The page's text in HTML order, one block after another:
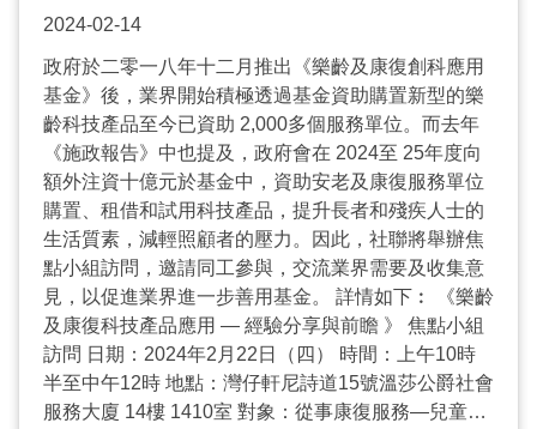
涵蓋樂齡科技供應商、需求方、基礎設施、投資和人
項顧問服務，就加快連結樂齡科技於社會服務提供適
切建議。 能力提升：舉辦超過120項培訓交流活動，
為6,000多名參加者提升應用樂齡科技的能力，助業界
人才發展，於各服務單位中持續創效。 推出全港首份
「香港樂齡科技生活體驗區發展策略藍圖」：為了讓
供應方在產品開發過程中可及時獲取真實用家意見，
平台對香港設立生活體驗區的環境作出研究，與不同
持份者進行多場交流以收集意見，推動樂齡科技於社
區的測試，並完成本港首份《香港樂齡科技生活體驗
區發展策略藍圖》，提出香港樂齡科技生態系統需要
具備質量測試和驗證的能力，以實行樂齡科技產品測
試，長遠讓產品設計更能滿足社區用家的需求。 與業
界共同創建全港首套「樂齡科技器材應用評估框
2024-02-14
政府於二零一八年十二月推出《樂齡及康復創科應用
基金》後，業界開始積極透過基金資助購置新型的樂
齡科技產品至今已資助 2,000多個服務單位。而去年
《施政報告》中也提及，政府會在 2024至 25年度向
額外注資十億元於基金中，資助安老及康復服務單位
購置、租借和試用科技產品，提升長者和殘疾人士的
生活質素，減輕照顧者的壓力。因此，社聯將舉辦焦
點小組訪問，邀請同工參與，交流業界需要及收集意
見，以促進業界進一步善用基金。 詳情如下︰ 《樂齡
及康復科技產品應用 — 經驗分享與前瞻 》 焦點小組
訪問 日期：2024年2月22日（四） 時間：上午10時
半至中午12時 地點：灣仔軒尼詩道15號溫莎公爵社會
服務大廈 14樓 1410室 對象：從事康復服務—兒童、